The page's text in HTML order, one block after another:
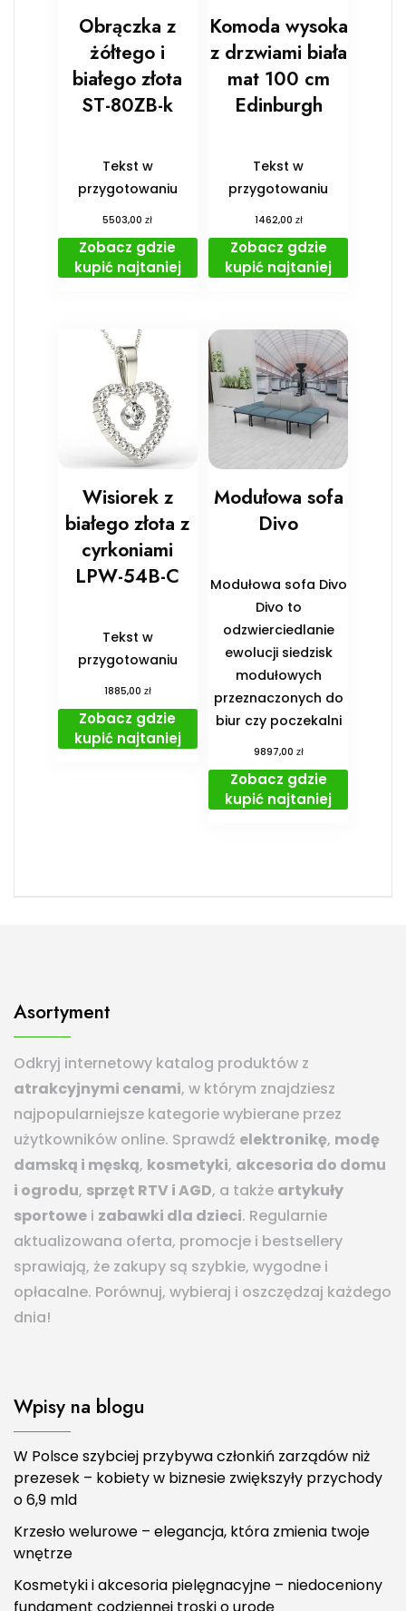
Obrączka z
żółtego i
białego złota
ST-80ZB-k
Tekst w
przygotowaniu
5503,00zł
Zobacz gdzie
kupić najtaniej
Komoda wysoka
z drzwiami biała
mat 100 cm
Edinburgh
Tekst w
przygotowaniu
1462,00 zł
Zobacz gdzie
kupić najtaniej
Wisiorek z
białego złota z
cyrkoniami
LPW-54B-C
Tekst w
przygotowaniu
1885,00 zł
Zobacz gdzie
kupić najtaniej
Modułowa sofa
Divo
Modułowa sofa Divo
Divo to
odzwierciedlanie
ewolucji siedzisk
modułowych
przeznaczonych do
biur czy poczekalni
9897,00 zł
Zobacz gdzie
kupić najtaniej
Asortyment
Odkryj internetowy katalog produktów z
atrakcyjnymi cenami, w którym znajdziesz
najpopularniejsze kategorie wybierane przez
użytkowników online. Sprawdź elektronikę, modę
damską i męską, kosmetyki, akcesoria do domu
i ogrodu, sprzęt RTV i AGD, a także artykuły
sportowe i zabawki dla dzieci. Regularnie
aktualizowana oferta, promocje i bestsellery
sprawiają, że zakupy są szybkie, wygodne i
opłacalne. Porównuj, wybieraj i oszczędzaj każdego
dnia!
Wpisy na blogu
W Polsce szybciej przybywa członkiń zarządów niż
prezesek – kobiety w biznesie zwiększyły przychody
o 6,9 mld
Krzesło welurowe – elegancja, która zmienia twoje
wnętrze
Kosmetyki i akcesoria pielęgnacyjne – niedoceniony
fundament codziennej troski o urodę